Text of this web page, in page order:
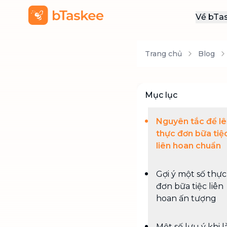
Về
Trang chủ Blog
Mục lục
Nguyên tắc để
thực đơn bữa
liên hoan chuẩn
Gợi ý một số thực
đơn bữa tiệc liên
hoan ấn tượng